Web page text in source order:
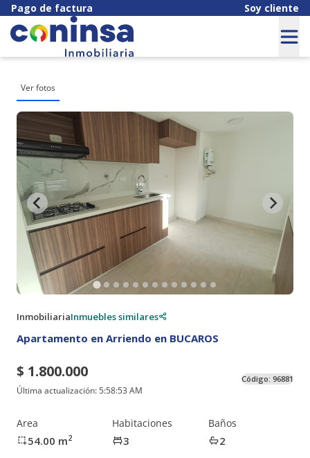
Pago de factura Soy cliente
Ver fotos
InmobiliariaInmuebles similares
Apartamento en Arriendo en BUCAROS
$ 1.800.000
Última actualización:5:58:53 AM
Código: 96881
Area
54.00 m2
Habitaciones
3
Baños
2